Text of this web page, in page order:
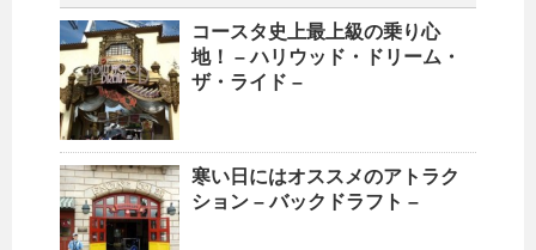
コースタ史上最上級の乗り心
地！ – ハリウッド・ドリーム・
ザ・ライド –
寒い日にはオススメのアトラク
ション – バックドラフト –